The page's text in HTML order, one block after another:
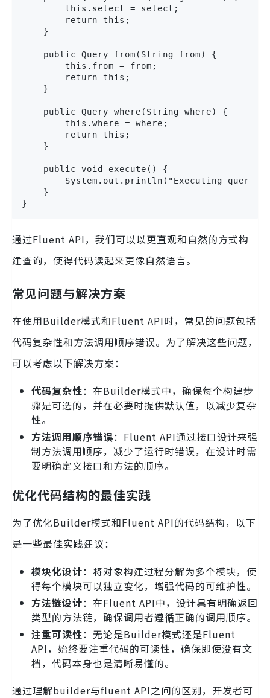
        this.select = select;
        return this;
    }
    public Query from(String from) {
        this.from = from;
        return this;
    }
    public Query where(String where) {
        this.where = where;
        return this;
    }
    public void execute() {
System.out.println("Executing query:
    }
}
通过Fluent API，我们可以以更直观和自然的方式构
建查询，使得代码读起来更像自然语言。
常见问题与解决方案
在使用Builder模式和Fluent API时，常见的问题包括
代码复杂性和方法调用顺序错误。为了解决这些问题，
可以考虑以下解决方案：
代码复杂性：在Builder模式中，确保每个构建步
骤是可选的，并在必要时提供默认值，以减少复杂
性。
方法调用顺序错误：Fluent API通过接口设计来强
制方法调用顺序，减少了运行时错误，在设计时需
要明确定义接口和方法的顺序。
优化代码结构的最佳实践
为了优化Builder模式和Fluent API的代码结构，以下
是一些最佳实践建议：
模块化设计：将对象构建过程分解为多个模块，使
得每个模块可以独立变化，增强代码的可维护性。
方法链设计：在Fluent API中，设计具有明确返回
类型的方法链，确保调用者遵循正确的调用顺序。
注重可读性：无论是Builder模式还是Fluent
API，始终要注重代码的可读性，确保即使没有文
档，代码本身也是清晰易懂的。
通过理解builder与fluent API之间的区别，开发者可